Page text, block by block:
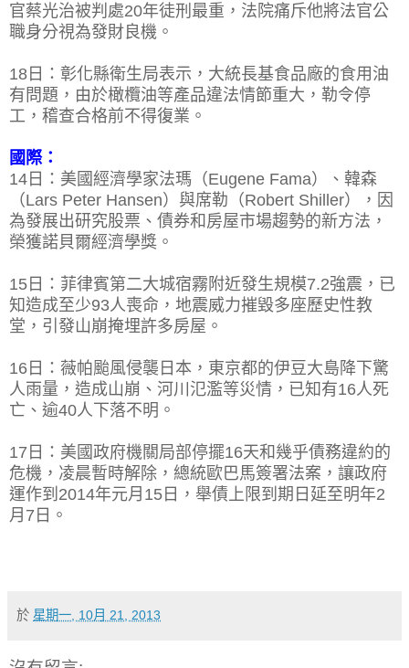
官蔡光治被判處20年徒刑最重，法院痛斥他將法官公
職身分視為發財良機。
18日：彰化縣衛生局表示，大統長基食品廠的食用油
有問題，由於橄欖油等產品違法情節重大，勒令停
工，稽查合格前不得復業。
國際：
14日：美國經濟學家法瑪（Eugene Fama）、韓森
（Lars Peter Hansen）與席勒（Robert Shiller），因
為發展出研究股票、債券和房屋市場趨勢的新方法，
榮獲諾貝爾經濟學獎。
15日：菲律賓第二大城宿霧附近發生規模7.2強震，已
知造成至少93人喪命，地震威力摧毀多座歷史性教
堂，引發山崩掩埋許多房屋。
16日：薇帕颱風侵襲日本，東京都的伊豆大島降下驚
人雨量，造成山崩、河川氾濫等災情，已知有16人死
亡、逾40人下落不明。
17日：美國政府機關局部停擺16天和幾乎債務違約的
危機，凌晨暫時解除，總統歐巴馬簽署法案，讓政府
運作到2014年元月15日，舉債上限到期日延至明年2
月7日。
於 星期一, 10月 21, 2013